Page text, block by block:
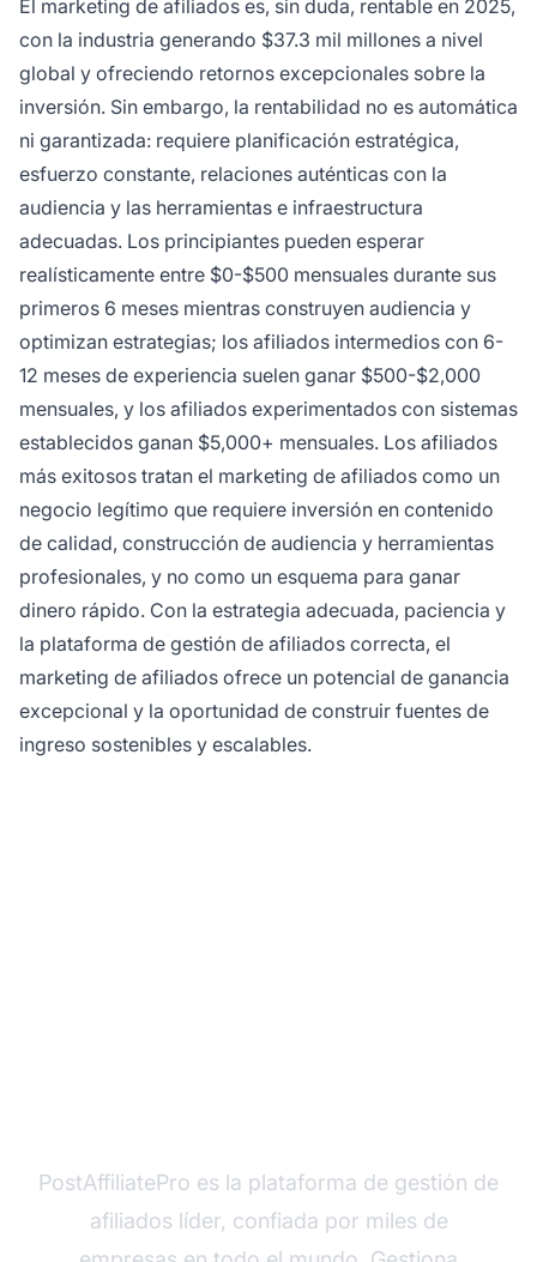
El marketing de afiliados es, sin duda, rentable en 2025,
con la industria generando $37.3 mil millones a nivel
global y ofreciendo retornos excepcionales sobre la
inversión. Sin embargo, la rentabilidad no es automática
ni garantizada: requiere planificación estratégica,
esfuerzo constante, relaciones auténticas con la
audiencia y las herramientas e infraestructura
adecuadas. Los principiantes pueden esperar
realísticamente entre $0-$500 mensuales durante sus
primeros 6 meses mientras construyen audiencia y
optimizan estrategias; los afiliados intermedios con 6-
12 meses de experiencia suelen ganar $500-$2,000
mensuales, y los afiliados experimentados con sistemas
establecidos ganan $5,000+ mensuales. Los afiliados
más exitosos tratan el marketing de afiliados como un
negocio legítimo que requiere inversión en contenido
de calidad, construcción de audiencia y herramientas
profesionales, y no como un esquema para ganar
dinero rápido. Con la estrategia adecuada, paciencia y
la plataforma de gestión de afiliados correcta, el
marketing de afiliados ofrece un potencial de ganancia
excepcional y la oportunidad de construir fuentes de
ingreso sostenibles y escalables.
PostAffiliatePro es la plataforma de gestión de
afiliados líder, confiada por miles de